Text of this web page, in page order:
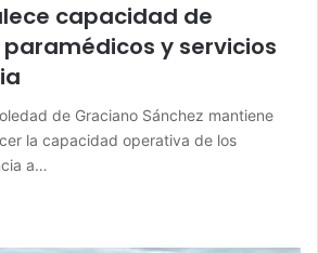
capacidad de
y servicios
de Graciano Sánchez mantiene
la capacidad operativa de los
a…